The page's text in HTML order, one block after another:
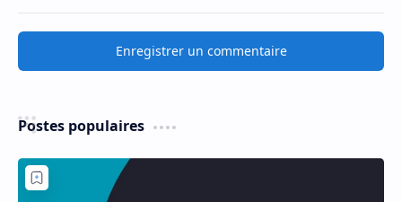
Enregistrer un commentaire
Postes populaires